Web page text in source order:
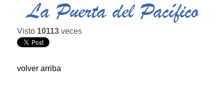
Visto 10113 veces
volver arriba